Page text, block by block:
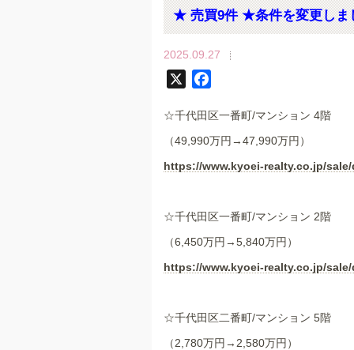
★ 売買9件 ★条件を変更しま
2025.09.27
c
e
o
k
☆千代田区一番町/マンション 4階
（49,990万円→47,990万円）
https://www.kyoei-realty.co.jp/sale/
☆千代田区一番町/マンション 2階
（6,450万円→5,840万円）
https://www.kyoei-realty.co.jp/sale/
☆千代田区二番町/マンション 5階
（2,780万円→2,580万円）